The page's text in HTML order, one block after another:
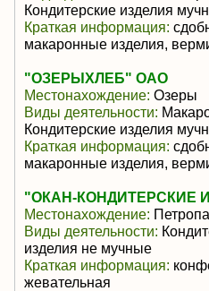
Кондитерские изделия
Краткая информация:
макаронные изделия,
"ОЗЕРЫХЛЕБ" ОАО
Местонахождение: Озеры
Виды деятельности:
Кондитерские изделия
Краткая информация:
макаронные изделия,
"ОКАН-КОНДИТЕРСКИЕ
Местонахождение:
Виды деятельности:
изделия не мучные
Краткая информация:
жевательная